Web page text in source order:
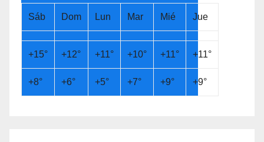
Sáb Dom Lun Mar Mié Jue
+15° +12° +11° +10° +11° +11°
+8° +6° +5° +7° +9° +9°